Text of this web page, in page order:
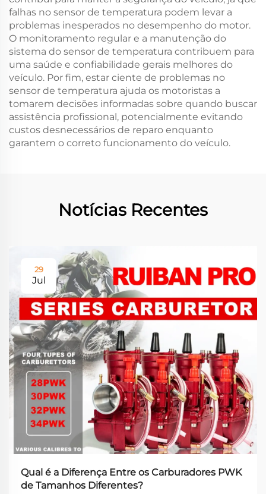
falhas no sensor de temperatura podem levar a
problemas inesperados no desempenho do motor.
O monitoramento regular e a manutenção do
sistema do sensor de temperatura contribuem para
uma saúde e confiabilidade gerais melhores do
veículo. Por fim, estar ciente de problemas no
sensor de temperatura ajuda os motoristas a
tomarem decisões informadas sobre quando buscar
assistência profissional, potencialmente evitando
custos desnecessários de reparo enquanto
garantem o correto funcionamento do veículo.
Notícias Recentes
29
Jul
Qual é a Diferença Entre os Carburadores PWK
de Tamanhos Diferentes?